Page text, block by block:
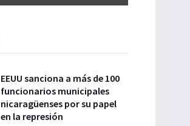
EEUU sanciona a más de 100
funcionarios municipales
nicaragüenses por su papel
en la represión